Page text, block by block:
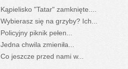
Kąpielisko "Tatar" zamknięte....
Wybierasz się na grzyby? Ich...
Policyjny piknik pełen...
Jedna chwila zmieniła...
Co jeszcze przed nami w...